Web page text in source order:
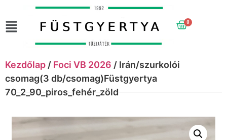
0
Kezdőlap / Foci VB 2026 / Irán/szurkolói
csomag(3 db/csomag)Füstgyertya
70_2_90_piros_fehér_zöld